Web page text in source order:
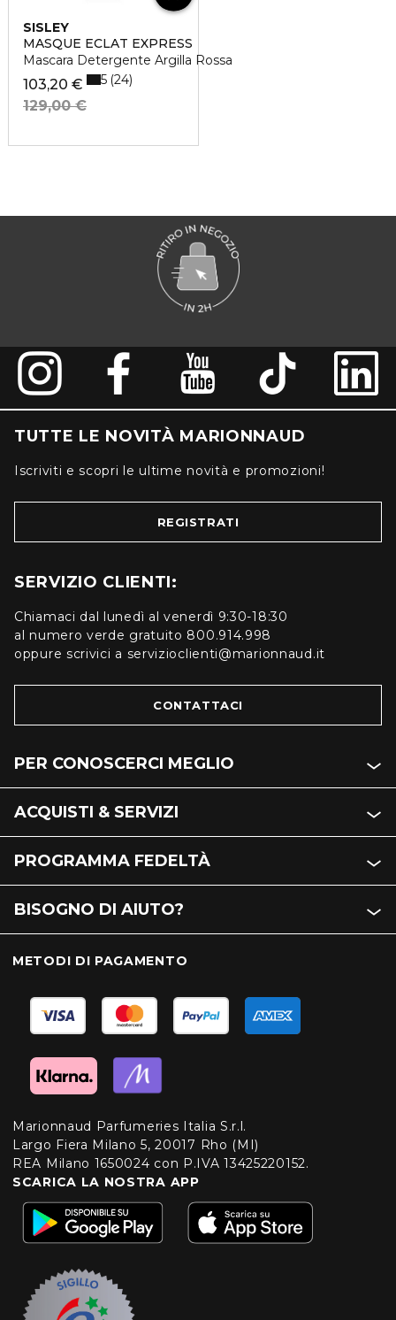
SISLEY
MASQUE ECLAT EXPRESS
Mascara Detergente Argilla Rossa
103,20 €
129,00 €
5 24
TUTTE LE NOVITÀ MARIONNAUD
Iscriviti e scopri le ultime novità e promozioni!
REGISTRATI
SERVIZIO CLIENTI:
Chiamaci dal lunedì al venerdì 9:30-18:30
al numero verde gratuito 800.914.998
oppure scrivici a servizioclienti@marionnaud.it
CONTATTACI
PER CONOSCERCI MEGLIO
ACQUISTI & SERVIZI
PROGRAMMA FEDELTÀ
BISOGNO DI AIUTO?
METODI DI PAGAMENTO
Marionnaud Parfumeries Italia S.r.l.
Largo Fiera Milano 5, 20017 Rho (MI)
REA Milano 1650024 con P.IVA 13425220152.
SCARICA LA NOSTRA APP